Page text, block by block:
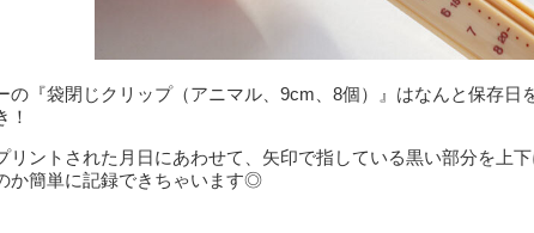
の『袋閉じクリップ（アニマル、9cm、8個）』はなんと保存日
！
リントされた月日にあわせて、矢印で指している黒い部分を上
か簡単に記録できちゃいます◎